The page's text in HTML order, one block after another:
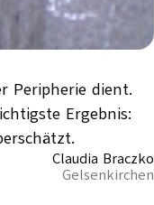
Peripherie dient.
Ergebnis:
Claudia Braczko
Gelsenkirchen